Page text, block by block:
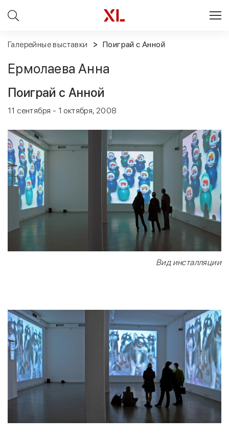
Галерейные выставки Поиграй с Анной
Ермолаева Анна
Поиграй с Анной
11 сентября - 1 октября, 2008
Вид инсталляции